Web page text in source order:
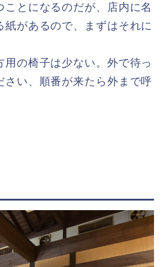
ことになるのだが、店内に名
紙があるので、まずはそれに
用の椅子は少ない。外で待っ
さい、順番が来たら外まで呼